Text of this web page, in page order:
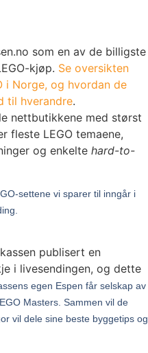
som en av de billigste
kjøp. Se oversikten
i Norge, og hvordan de
til hverandre.
nettbutikkene med størst
fleste LEGO temaene,
og enkelte hard-to-
settene vi sparer til inngår i
publisert en
i livesendingen, og dette
egen Espen får selskap av
Masters. Sammen vil de
vil dele sine beste byggetips og